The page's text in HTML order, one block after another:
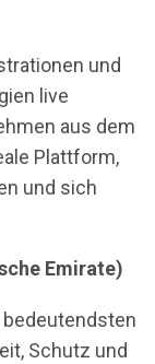
und
live
aus dem
Plattform,
und sich
Emirate)
Schutz und